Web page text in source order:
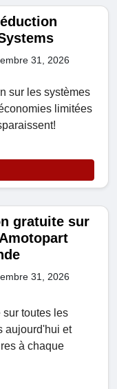
31, 2026
sur les systèmes
limitées
gratuite sur
31, 2026
sur toutes les
aujourd'hui et
à chaque